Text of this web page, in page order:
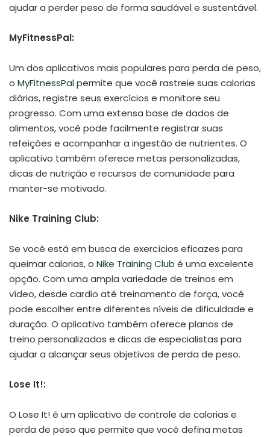
ajudar a perder peso de forma saudável e sustentável.
MyFitnessPal:
Um dos aplicativos mais populares para perda de peso,
o MyFitnessPalpermite que você rastreie suas calorias
diárias, registre seus exercícios e monitore seu
progresso. Com uma extensa base de dados de
alimentos, você pode facilmente registrar suas
refeições e acompanhar a ingestão de nutrientes. O
aplicativo também oferece metas personalizadas,
dicas de nutrição e recursos de comunidade para
manter-se motivado.
Nike Training Club:
Se você está em busca de exercícios eficazes para
queimar calorias, o Nike Training Club é uma excelente
opção. Com uma ampla variedade de treinos em
vídeo, desde cardio até treinamento de força, você
pode escolher entre diferentes níveis de dificuldade e
duração. O aplicativo também oferece planos de
treino personalizados e dicas de especialistas para
ajudar a alcançar seus objetivos de perda de peso.
Lose It!:
O Lose It!é um aplicativo de controle de calorias e
perda de peso que permite que você defina metas